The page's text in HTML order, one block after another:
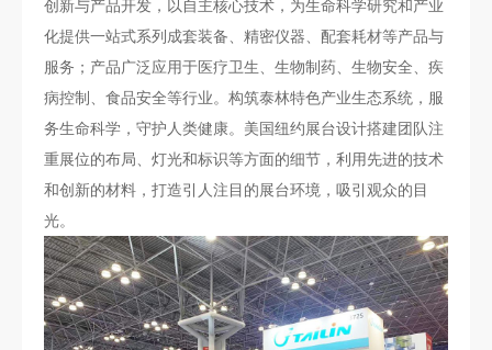
创新与产品开发，以自主核心技术，为生命科学研究和产业
化提供一站式系列成套装备、精密仪器、配套耗材等产品与
服务；产品广泛应用于医疗卫生、生物制药、生物安全、疾
病控制、食品安全等行业。构筑泰林特色产业生态系统，服
务生命科学，守护人类健康。美国纽约展台设计搭建团队注
重展位的布局、灯光和标识等方面的细节，利用先进的技术
和创新的材料，打造引人注目的展台环境，吸引观众的目
光。